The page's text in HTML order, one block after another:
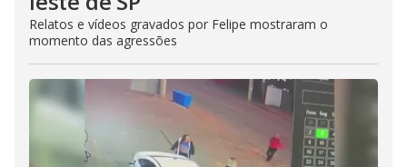
Relatos e vídeos gravados por Felipe mostraram o
momento das agressões